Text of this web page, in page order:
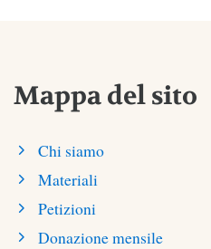
Mappa del sito
Chi siamo
Materiali
Petizioni
Donazione mensile